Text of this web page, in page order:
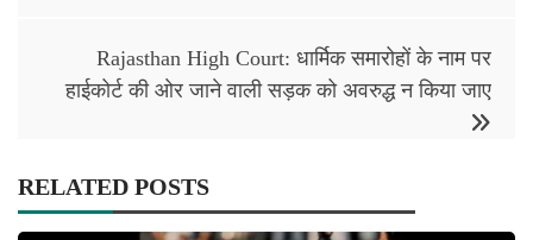
Rajasthan High Court: धार्मिक समारोहों के नाम पर
हाईकोर्ट की ओर जाने वाली सड़क को अवरुद्ध न किया जाए
RELATED POSTS